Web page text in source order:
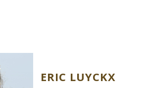
ERIC LUYCKX